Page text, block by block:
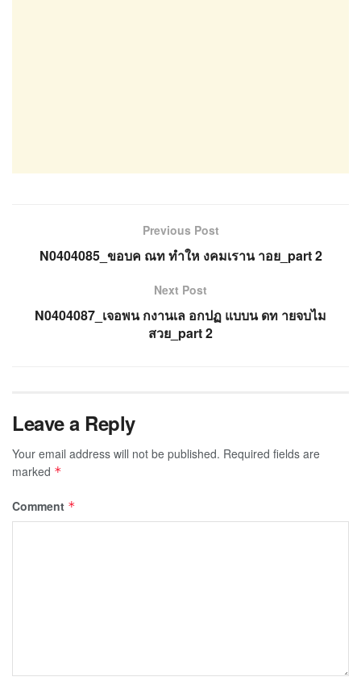
Previous Post
N0404085_ขอบค ณท ทำให งคมเราน าอย_part 2
Next Post
N0404087_เจอพน กงานเล อกปฏ แบบน ดท ายจบไม
สวย_part 2
Leave a Reply
Your email address will not be published. Required fields are
marked *
Comment *